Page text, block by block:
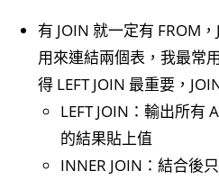
有 JOIN 就一定有 FROM
用來連結兩個表，我最常
得 LEFT JOIN 最重要，
LEFT JOIN：輸出所有
的結果貼上值
INNER JOIN：結合後